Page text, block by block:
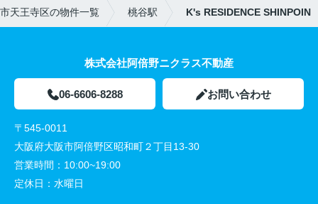
天王寺区の物件一覧 桃谷駅 K's RESIDENCE SHINPOIN
株式会社阿倍野ニクラス不動産
06-6606-8288 お問い合わせ
〒545-0011
大阪府大阪市阿倍野区昭和町２丁目13-30
営業時間： 10:00~19:00
定休日： 水曜日